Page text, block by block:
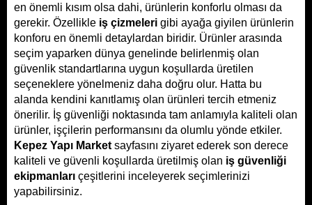
en önemli kısım olsa dahi, ürünlerin konforlu olması da
gerekir. Özellikle iş çizmeleri gibi ayağa giyilen ürünlerin
konforu en önemli detaylardan biridir. Ürünler arasında
seçim yaparken dünya genelinde belirlenmiş olan
güvenlik standartlarına uygun koşullarda üretilen
seçeneklere yönelmeniz daha doğru olur. Hatta bu
alanda kendini kanıtlamış olan ürünleri tercih etmeniz
önerilir. İş güvenliği noktasında tam anlamıyla kaliteli olan
Kepez Yapı Market sayfasını ziyaret ederek son derece
kaliteli ve güvenli koşullarda üretilmiş olan iş güvenliği
ekipmanları çeşitlerini inceleyerek seçimlerinizi
yapabilirsiniz.